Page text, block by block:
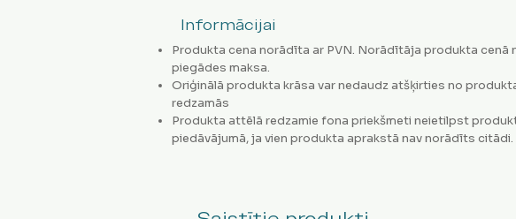
Informācijai
Produkta cena norādīta ar PVN. Norādītāja produkta cenā
piegādes maksa.
Oriģinālā produkta krāsa var nedaudz atšķirties no
redzamās
Produkta attēlā redzamie fona priekšmeti neietilpst
piedāvājumā, ja vien produkta aprakstā nav norādīts citādi.